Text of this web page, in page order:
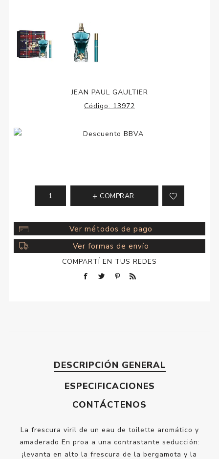
JEAN PAUL GAULTIER
Código: 13972
COMPRAR
Ver métodos de pago
Ver formas de envío
COMPARTÍ EN TUS REDES
DESCRIPCIÓN GENERAL
ESPECIFICACIONES
CONTÁCTENOS
La frescura viril de un eau de toilette aromático y
amaderado En proa a una contrastante seducción:
¡levanta en alto la frescura de la bergamota y la